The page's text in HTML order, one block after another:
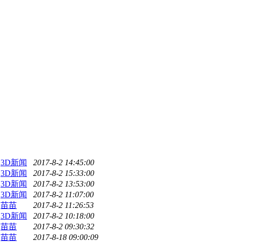
3D新闻
2017-8-2 14:45:00
3D新闻
2017-8-2 15:33:00
3D新闻
2017-8-2 13:53:00
3D新闻
2017-8-2 11:07:00
苗苗
2017-8-2 11:26:53
3D新闻
2017-8-2 10:18:00
苗苗
2017-8-2 09:30:32
苗苗
2017-8-18 09:00:09